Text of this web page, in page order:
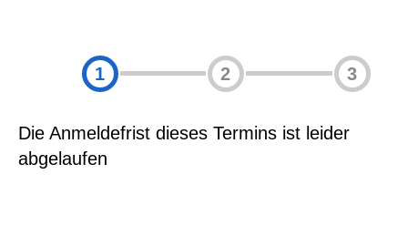
1 2 3
Die Anmeldefrist dieses Termins ist leider
abgelaufen